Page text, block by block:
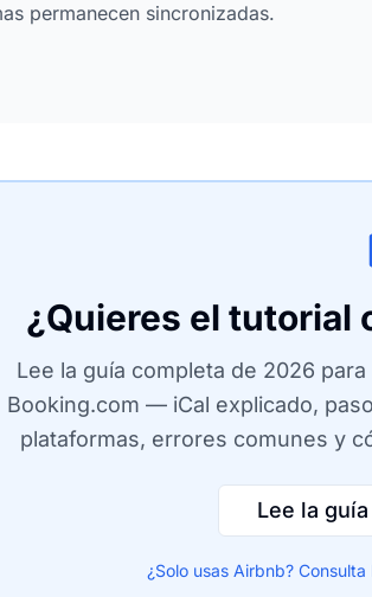
permanecen sincronizadas.
¿Quieres el tutorial
Lee la guía completa de 2026
Booking.com — iCal explicado,
plataformas, errores comunes y
Lee la
¿Solo usas Airbnb?